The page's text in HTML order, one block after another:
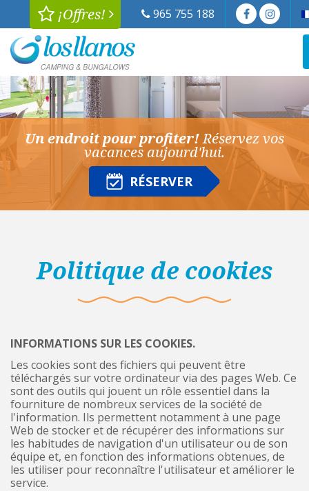
965 755 188
¡Offres!
Un endroit pour profiter!Réservez vos
vacances aujourd'hui.
RÉSERVER
Politique de cookies
INFORMATIONS SUR LES COOKIES.
Les cookies sont des fichiers qui peuvent être
téléchargés sur votre ordinateur via des pages Web. Ce
sont des outils qui jouent un rôle essentiel dans la
fourniture de nombreux services de la société de
l'information. Ils permettent notamment à une page
Web de stocker et de récupérer des informations sur
les habitudes de navigation d'un utilisateur ou de son
équipe et, en fonction des informations obtenues, de
les utiliser pour reconnaître l'utilisateur et améliorer le
service.